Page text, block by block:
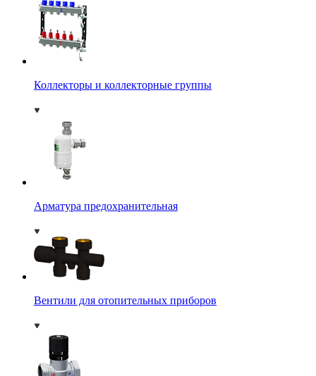
Коллекторы и коллекторные группы
Арматура предохранительная
Вентили для отопительных приборов